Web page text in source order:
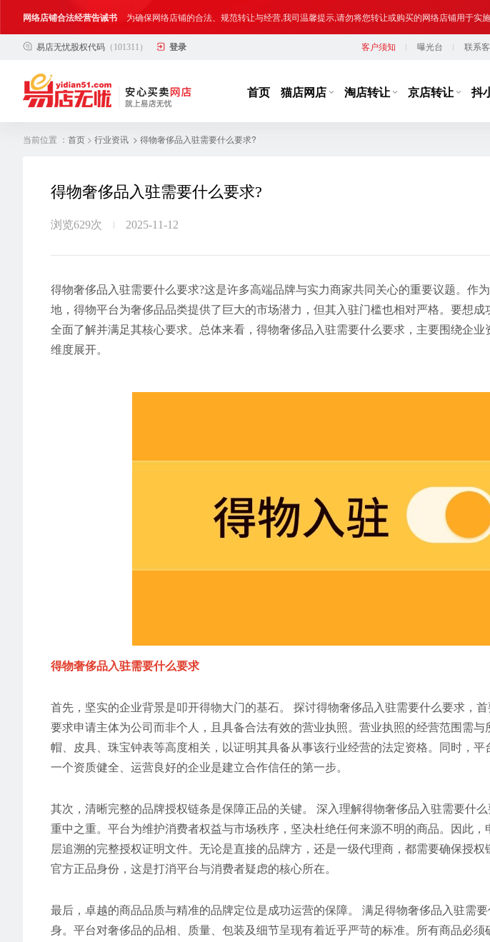
网络店铺合法经营告诫书 为确保网络店铺的合法、规范转让与经营,我司温馨提示,请勿将您转让或购买的网络店铺用于
合法合规经营告客户书 部分客户在购买抖店网络店铺后，存在试图规避平台监管，从事违规经营活动的行为，如引导
网络店铺合法经营告诫书 为确保网络店铺的合法、规范转让与经营,我司温馨提示,请勿将您转让或购买的网络店铺用于
易店无忧股权代码 （101311） 登录 客户须知 曝光台 联系
首页 猫店网店 淘店转让 京店转让 抖
当前位置 ： 首页 > 行业资讯 > 得物奢侈品入驻需要什么要求?
得物奢侈品入驻需要什么要求?
浏览629次 2025-11-12
得物奢侈品入驻需要什么要求?这是许多高端品牌与实力商家共同关心的重要议题。作
地，得物平台为奢侈品品类提供了巨大的市场潜力，但其入驻门槛也相对严格。要想
全面了解并满足其核心要求。总体来看，得物奢侈品入驻需要什么要求，主要围绕企
维度展开。
得物奢侈品入驻需要什么要求
首先，坚实的企业背景是叩开得物大门的基石。 探讨得物奢侈品入驻需要什么要求，
要求申请主体为公司而非个人，且具备合法有效的营业执照。营业执照的经营范围需
帽、皮具、珠宝钟表等高度相关，以证明其具备从事该行业经营的法定资格。同时，平
一个资质健全、运营良好的企业是建立合作信任的第一步。
其次，清晰完整的品牌授权链条是保障正品的关键。 深入理解得物奢侈品入驻需要什
重中之重。平台为维护消费者权益与市场秩序，坚决杜绝任何来源不明的商品。因此
层追溯的完整授权证明文件。无论是直接的品牌方，还是一级代理商，都需要确保授
官方正品身份，这是打消平台与消费者疑虑的核心所在。
最后，卓越的商品品质与精准的品牌定位是成功运营的保障。 满足得物奢侈品入驻需
身。平台对奢侈品的品相、质量、包装及细节呈现有着近乎严苛的标准。所有商品必